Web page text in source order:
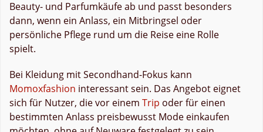
Beauty- und Parfumkäufe ab und passt besonders
dann, wenn ein Anlass, ein Mitbringsel oder
persönliche Pflege rund um die Reise eine Rolle
spielt.
Bei Kleidung mit Secondhand-Fokus kann
Momoxfashion interessant sein. Das Angebot eignet
sich für Nutzer, die vor einem Trip oder für einen
bestimmten Anlass preisbewusst Mode einkaufen